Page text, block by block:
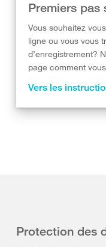
Premiers
Vous souhaitez
ligne ou vous vous
d’enregistrement?
page comment
Vers les
Protection des